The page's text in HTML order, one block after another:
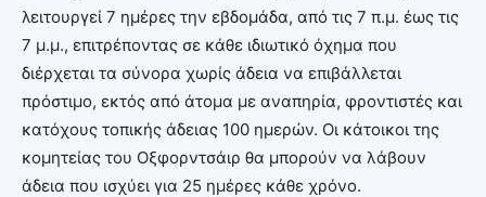
λειτουργεί 7 ημέρες την εβδομάδα, από τις 7 π.μ. έως τις
7 μ.μ., επιτρέποντας σε κάθε ιδιωτικό όχημα που
διέρχεται τα σύνορα χωρίς άδεια να επιβάλλεται
πρόστιμο, εκτός από άτομα με αναπηρία, φροντιστές και
κατόχους τοπικής άδειας 100 ημερών. Οι κάτοικοι της
κομητείας του Οξφορντσάιρ θα μπορούν να λάβουν
άδεια που ισχύει για 25 ημέρες κάθε χρόνο.